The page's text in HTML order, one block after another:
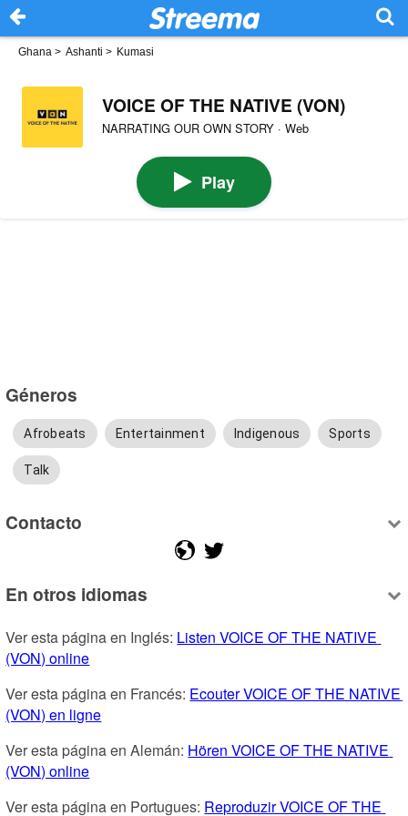
Ghana > Ashanti > Kumasi
VOICE OF THE NATIVE (VON)
NARRATING OUR OWN STORY · Web
Play
Géneros
Afrobeats Entertainment Indigenous Sports
Talk
Contacto
En otros idiomas
Ver esta página en Inglés: Listen VOICE OF THE NATIVE
(VON) online
Ver esta página en Francés: Ecouter VOICE OF THE NATIVE
(VON) en ligne
Ver esta página en Alemán: Hören VOICE OF THE NATIVE
(VON) online
Ver esta página en Portugues: Reproduzir VOICE OF THE